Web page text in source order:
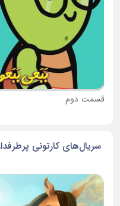
قسمت دوم
سریال‌های کارتونی